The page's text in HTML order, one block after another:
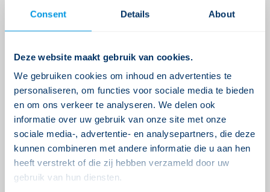
Consent Details About
Deze website maakt gebruik van cookies.
We gebruiken cookies om inhoud en advertenties te
personaliseren, om functies voor sociale media te bieden
en om ons verkeer te analyseren. We delen ook
informatie over uw gebruik van onze site met onze
sociale media-, advertentie- en analysepartners, die deze
kunnen combineren met andere informatie die u aan hen
heeft verstrekt of die zij hebben verzameld door uw
gebruik van hun diensten.
bepaalt ze hoe het prettig werkt en hoe we het
simpel houden.
Hans is user experience (UX) specialist. Hans
bedenkt hoe het dossier eruit komt te zien en
weet goed welke keuzes leiden tot meer
gebruikersgemak. “Thuis zijn mensen gewend om
op internet te bankieren, sociale contacten te
onderhouden en te winkelen. Dat werkt simpel en
intuïtief, in een zorgdossier moet dat ook